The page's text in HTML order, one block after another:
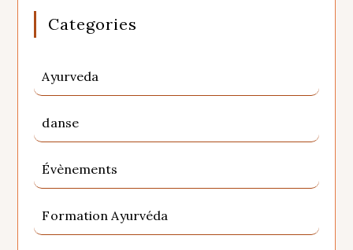
Categories
Ayurveda
danse
Évènements
Formation Ayurvéda